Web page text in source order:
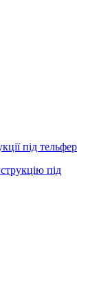
під тельфер
під